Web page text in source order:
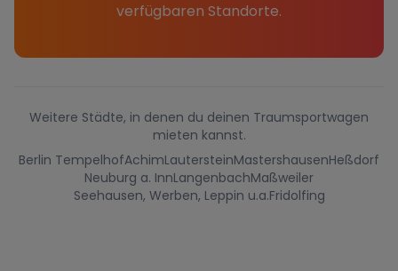
verfügbaren Standorte.
Weitere Städte, in denen du deinen Traumsportwagen
mieten kannst.
Berlin TempelhofAchimLautersteinMastershausenHeßdorf
Neuburg a. InnLangenbachMaßweiler
Seehausen, Werben, Leppin u.a.Fridolfing